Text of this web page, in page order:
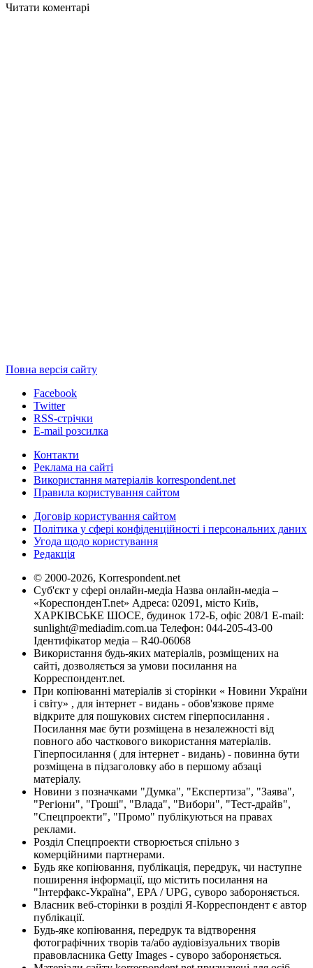
Читати коментарі
Повна версія сайту
Facebook
Twitter
RSS-стрічки
E-mail розсилка
Контакти
Реклама на сайті
Використання матеріалів korrespondent.net
Правила користування сайтом
Договір користування сайтом
Політика у сфері конфіденційності і персональних даних
Угода щодо користування
Редакція
© 2000-2026, Korrespondent.net
Суб'єкт у сфері онлайн-медіа Назва онлайн-медіа –
«КореспонденТ.net» Адреса: 02091, місто Київ,
ХАРКІВСЬКЕ ШОСЕ, будинок 172-Б, офіс 208/1 E-mail:
sunlight@mediadim.com.ua Телефон: 044-205-43-00
Ідентифікатор медіа – R40-06068
Використання будь-яких матеріалів, розміщених на
сайті, дозволяється за умови посилання на
Корреспондент.net.
При копіюванні матеріалів зі сторінки « Новини України
і світу» , для інтернет - видань - обов'язкове пряме
відкрите для пошукових систем гіперпосилання .
Посилання має бути розміщена в незалежності від
повного або часткового використання матеріалів.
Гіперпосилання ( для інтернет - видань) - повинна бути
розміщена в підзаголовку або в першому абзаці
матеріалу.
Новини з позначками "Думка", "Експертиза", "Заява",
"Регіони", "Гроші", "Влада", "Вибори", "Тест-драйв",
"Спецпроекти", "Промо" публікуються на правах
реклами.
Розділ Спецпроекти створюється спільно з
комерційними партнерами.
Будь яке копіювання, публікація, передрук, чи наступне
поширення інформації, що містить посилання на
"Інтерфакс-Україна", EPA / UPG, суворо забороняється.
Власник веб-сторінки в розділі Я-Корреспондент є автор
публікації.
Будь-яке копіювання, передрук та відтворення
фотографічних творів та/або аудіовізуальних творів
правовласника Getty Images - суворо забороняється.